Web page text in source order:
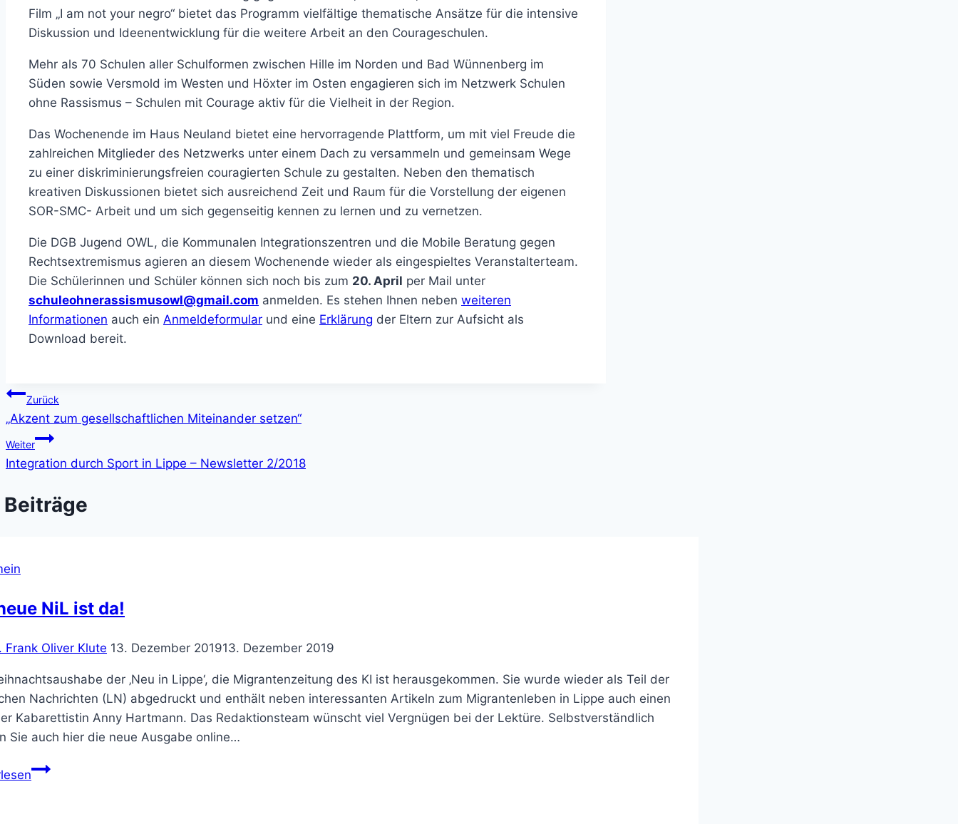
Film „I am not your negro“ bietet das Programm vielfältige thematische Ansätze für die intensive
Diskussion und Ideenentwicklung für die weitere Arbeit an den Courageschulen.
Mehr als 70 Schulen aller Schulformen zwischen Hille im Norden und Bad Wünnenberg im
Süden sowie Versmold im Westen und Höxter im Osten engagieren sich im Netzwerk Schulen
ohne Rassismus – Schulen mit Courage aktiv für die Vielheit in der Region.
Das Wochenende im Haus Neuland bietet eine hervorragende Plattform, um mit viel Freude die
zahlreichen Mitglieder des Netzwerks unter einem Dach zu versammeln und gemeinsam Wege
zu einer diskriminierungsfreien couragierten Schule zu gestalten. Neben den thematisch
kreativen Diskussionen bietet sich ausreichend Zeit und Raum für die Vorstellung der eigenen
SOR-SMC- Arbeit und um sich gegenseitig kennen zu lernen und zu vernetzen.
Die DGB Jugend OWL, die Kommunalen Integrationszentren und die Mobile Beratung gegen
Rechtsextremismus agieren an diesem Wochenende wieder als eingespieltes Veranstalterteam.
Die Schülerinnen und Schüler können sich noch bis zum 20. April per Mail unter
schuleohnerassismusowl@gmail.com anmelden. Es stehen Ihnen neben weiteren
Informationen auch ein Anmeldeformular und eine Erklärung der Eltern zur Aufsicht als
Download bereit.
Beitragsnavigation
Zurück
„Akzent zum gesellschaftlichen Miteinander setzen“
Weiter
Integration durch Sport in Lippe – Newsletter 2/2018
NiL ist da!
Frank Oliver Klute 13. Dezember 201913. Dezember 2019
der ‚Neu in Lippe‘, die Migrantenzeitung des KI ist herausgekommen. Sie wurde wieder als Teil der
Nachrichten (LN) abgedruckt und enthält neben interessanten Artikeln zum Migrantenleben in Lippe auch einen
Kabarettistin Anny Hartmann. Das Redaktionsteam wünscht viel Vergnügen bei der Lektüre. Selbstverständlich
Sie auch hier die neue Ausgabe online…
Die